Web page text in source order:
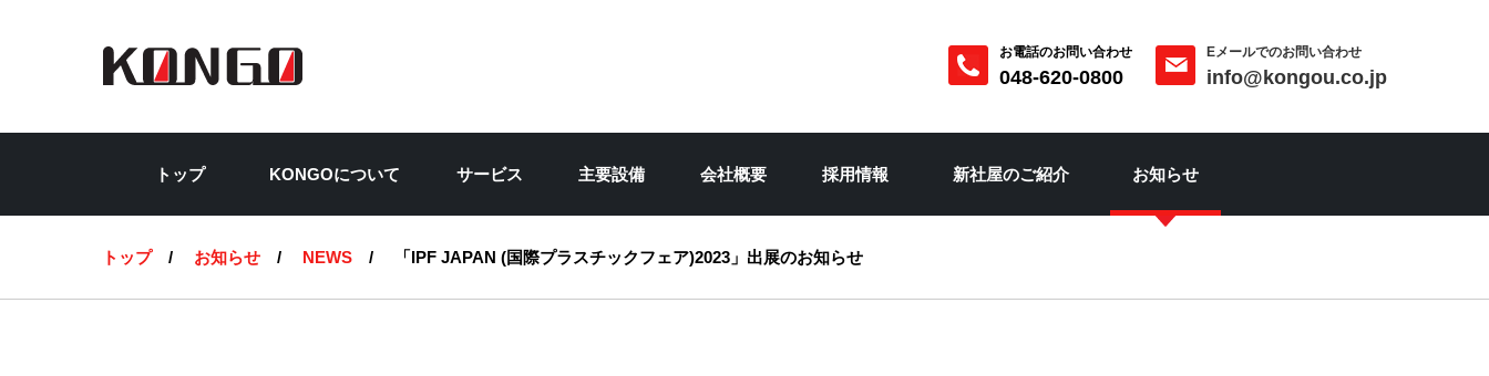
お電話のお問い合わせ
048-620-0800
Eメールでのお問い合わせ
info@kongou.co.jp
トップ KONGOについて サービス 主要設備 会社概要 採用情報 新社屋のご紹介 お知らせ
トップ お知らせ NEWS 「IPF JAPAN (国際プラスチックフェア)2023」出展のお知らせ